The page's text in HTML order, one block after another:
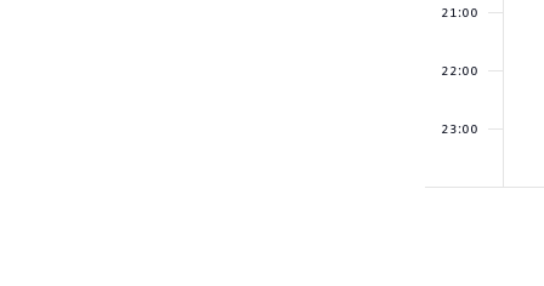
21:00
22:00
23:00